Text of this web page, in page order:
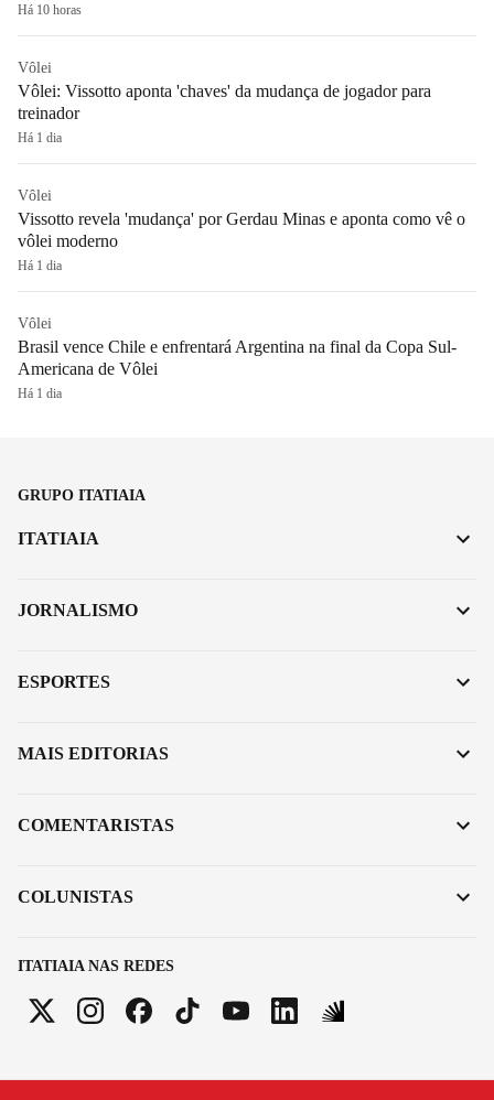
Há 10 horas
Vôlei
Vôlei: Vissotto aponta 'chaves' da mudança de jogador para
treinador
Há 1 dia
Vôlei
Vissotto revela 'mudança' por Gerdau Minas e aponta como vê o
vôlei moderno
Há 1 dia
Vôlei
Brasil vence Chile e enfrentará Argentina na final da Copa Sul-
Americana de Vôlei
Há 1 dia
GRUPO ITATIAIA
ITATIAIA NAS REDES
ITATIAIA
JORNALISMO
ESPORTES
MAIS EDITORIAS
COMENTARISTAS
COLUNISTAS